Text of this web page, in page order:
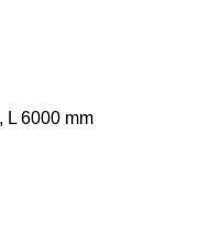
L 6000 mm